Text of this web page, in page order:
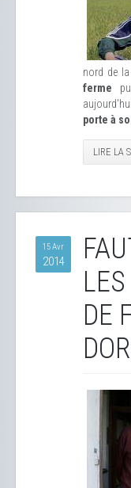
nord de la
ferme
porte à
LIRE LA
15 Avr
2014
DE